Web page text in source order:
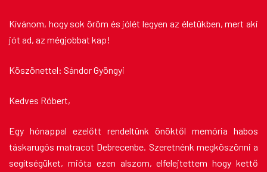
Kívánom, hogy sok öröm és jólét legyen az életükben, mert aki
jót ad, az mégjobbat kap!
Köszönettel: Sándor Gyöngyi
Kedves Róbert,
Egy hónappal ezelőtt rendeltünk önöktől memória habos
táskarugós matracot Debrecenbe. Szeretnénk megköszönni a
segítségüket, mióta ezen alszom, elfelejtettem hogy kettő